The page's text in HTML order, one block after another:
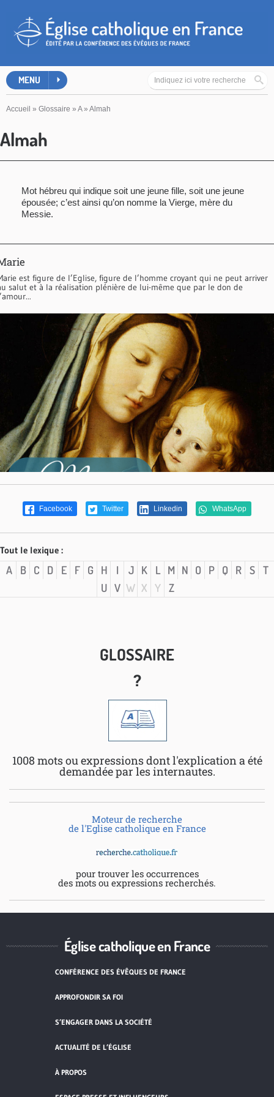
MENU
Accueil » Glossaire » A» Almah
Almah
Mot hébreu qui indique soit une jeune fille, soit une jeune
épousée; c’est ainsi qu’on nomme la Vierge, mère du
Messie.
est figure de l’Eglise, figure de l’homme croyant qui ne peut arriver
salut et à la réalisation plénière de lui-même que par le don de
Facebook Twitter Linkedin WhatsApp
Tout le lexique :
A B C D E F G H I J K L M N O P Q R S
T
U V W X Y Z
GLOSSAIRE
?
1008 mots ou expressions dont l'explication a été
demandée par les internautes.
Moteur de recherche
de l'Eglise catholique en France
pour trouver les occurrences
des mots ou expressions recherchés.
Église catholique en France
CONFÉRENCE DES ÉVÊQUES DE FRANCE
APPROFONDIR SA FOI
S’ENGAGER DANS LA SOCIÉTÉ
ACTUALITÉ DE L’ÉGLISE
À PROPOS